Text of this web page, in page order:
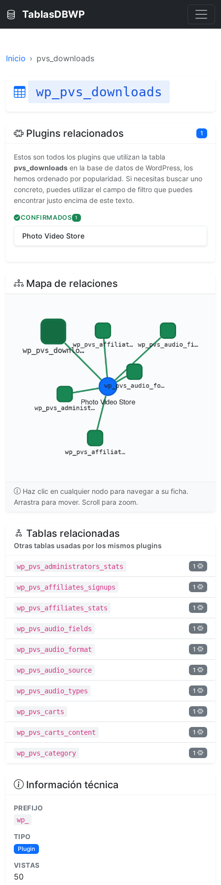
TablasDBWP
Inicio pvs_downloads
wp_pvs_downloads
Plugins relacionados 1
Estos son todos los plugins que utilizan la tabla
pvs_downloads en la base de datos de WordPress, los
hemos ordenado por popularidad. Si necesitas buscar uno
concreto, puedes utilizar el campo de filtro que puedes
encontrar justo encima de este texto.
CONFIRMADOS 1
Photo Video Store
Mapa de relaciones
Haz clic en cualquier nodo para navegar a su ficha.
Arrastra para mover. Scroll para zoom.
Tablas relacionadas
Otras tablas usadas por los mismos plugins
wp_pvs_administrators_stats 1
wp_pvs_affiliates_signups 1
wp_pvs_affiliates_stats 1
wp_pvs_audio_fields 1
wp_pvs_audio_format 1
wp_pvs_audio_source 1
wp_pvs_audio_types 1
wp_pvs_carts 1
wp_pvs_carts_content 1
wp_pvs_category 1
Información técnica
PREFIJO
wp_
TIPO
Plugin
VISTAS
50